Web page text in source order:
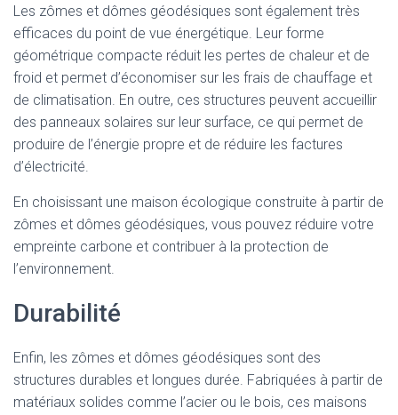
Les zômes et dômes géodésiques sont également très
efficaces du point de vue énergétique. Leur forme
géométrique compacte réduit les pertes de chaleur et de
froid et permet d’économiser sur les frais de chauffage et
de climatisation. En outre, ces structures peuvent accueillir
des panneaux solaires sur leur surface, ce qui permet de
produire de l’énergie propre et de réduire les factures
d’électricité.
En choisissant une maison écologique construite à partir de
zômes et dômes géodésiques, vous pouvez réduire votre
empreinte carbone et contribuer à la protection de
l’environnement.
Durabilité
Enfin, les zômes et dômes géodésiques sont des
structures durables et longues durée. Fabriquées à partir de
matériaux solides comme l’acier ou le bois, ces maisons